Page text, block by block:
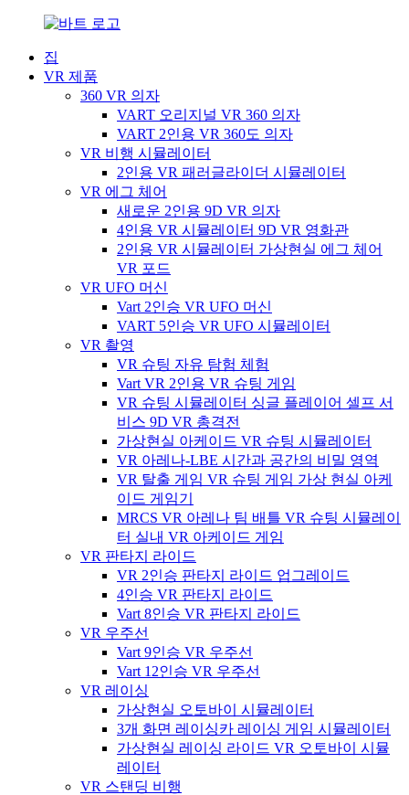
집
VR 제품
360 VR 의자
VART 오리지널 VR 360 의자
VART 2인용 VR 360도 의자
VR 비행 시뮬레이터
2인용 VR 패러글라이더 시뮬레이터
VR 에그 체어
새로운 2인용 9D VR 의자
4인용 VR 시뮬레이터 9D VR 영화관
2인용 VR 시뮬레이터 가상현실 에그 체어
VR 포드
VR UFO 머신
Vart 2인승 VR UFO 머신
VART 5인승 VR UFO 시뮬레이터
VR 촬영
VR 슈팅 자유 탐험 체험
Vart VR 2인용 VR 슈팅 게임
VR 슈팅 시뮬레이터 싱글 플레이어 셀프 서
비스 9D VR 총격전
가상현실 아케이드 VR 슈팅 시뮬레이터
VR 아레나-LBE 시간과 공간의 비밀 영역
VR 탈출 게임 VR 슈팅 게임 가상 현실 아케
이드 게임기
MRCS VR 아레나 팀 배틀 VR 슈팅 시뮬레이
터 실내 VR 아케이드 게임
VR 판타지 라이드
VR 2인승 판타지 라이드 업그레이드
4인승 VR 판타지 라이드
Vart 8인승 VR 판타지 라이드
VR 우주선
Vart 9인승 VR 우주선
Vart 12인승 VR 우주선
VR 레이싱
가상현실 오토바이 시뮬레이터
3개 화면 레이싱카 레이싱 게임 시뮬레이터
가상현실 레이싱 라이드 VR 오토바이 시뮬
레이터
VR 스탠딩 비행